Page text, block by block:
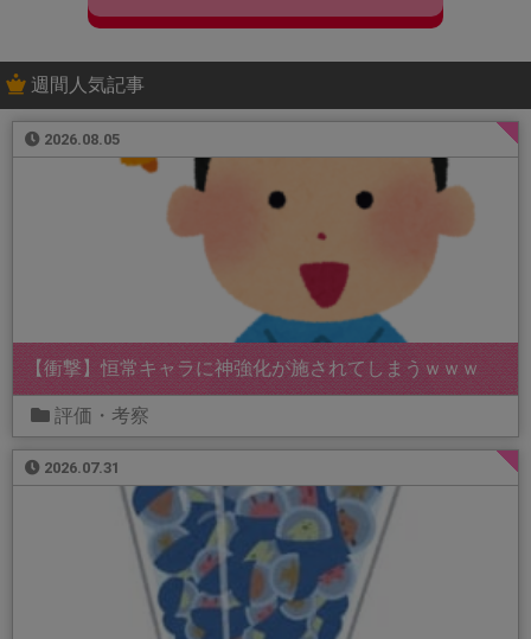
週間人気記事
2026.08.05
【衝撃】恒常キャラに神強化が施されてしまうｗｗｗ
評価・考察
2026.07.31